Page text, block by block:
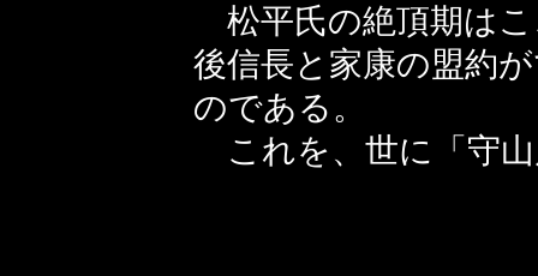
松平氏の絶頂期は
後信長と家康の盟約
のである。
これを、世に「守